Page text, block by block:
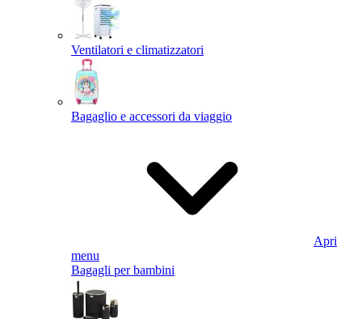
Ventilatori e climatizzatori
Bagaglio e accessori da viaggio
Apri
menu
Bagagli per bambini